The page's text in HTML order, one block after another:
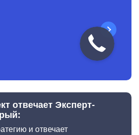
Вперёд
отвечает Эксперт-
и отвечает